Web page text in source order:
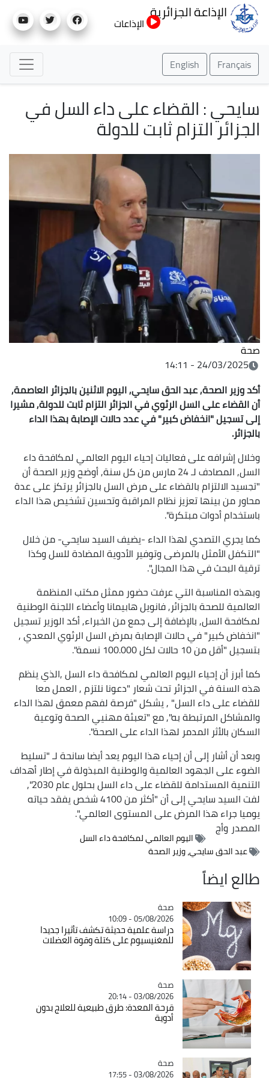
إلى
الإذاعة الجزائرية
الإذاعات
Français
English
سايحي : القضاء على داء السل في
الجزائر التزام ثابت للدولة
صحة
24/03/2025 - 14:11
أكد وزير الصحة, عبد الحق سايحي, اليوم الاثنين بالجزائر العاصمة,
أن القضاء على السل الرئوي في الجزائر التزام ثابت للدولة, مشيرا
إلى تسجيل "انخفاض كبير" في عدد حالات الإصابة بهذا الداء
بالجزائر.
وخلال إشرافه على فعاليات إحياء اليوم العالمي لمكافحة داء
السل, المصادف لـ 24 مارس من كل سنة, أوضح وزير الصحة أن
"تجسيد الالتزام بالقضاء على مرض السل بالجزائر يرتكز على عدة
محاور من بينها تعزيز نظام المراقبة وتحسين تشخيص هذا الداء
باستخدام أدوات مبتكرة".
كما يجري التصدي لهذا الداء -يضيف السيد سايحي- من خلال
"التكفل الأمثل بالمرضى وتوفير الأدوية المضادة للسل وكذا
ترقية البحث في هذا المجال".
وبهذه المناسبة التي عرفت حضور ممثل مكتب المنظمة
العالمية للصحة بالجزائر, فانويل هابيمانا وأعضاء اللجنة الوطنية
لمكافحة السل, بالإضافة إلى جمع من الخبراء, أكد الوزير تسجيل
"انخفاض كبير" في حالات الإصابة بمرض السل الرئوي المعدي ,
بتسجيل "أقل من 10 حالات لكل 100.000 نسمة".
كما أبرز أن إحياء اليوم العالمي لمكافحة داء السل ,الذي ينظم
هذه السنة في الجزائر تحت شعار "دعونا نلتزم , العمل معا
للقضاء على داء السل" , يشكل "فرصة لفهم معمق لهذا الداء
والمشاكل المرتبطة به", مع "تعبئة مهنيي الصحة وتوعية
السكان بالأثر المدمر لهذا الداء على الصحة".
وبعد أن أشار إلى أن إحياء هذا اليوم يعد أيضا سانحة لـ "تسليط
الضوء على الجهود العالمية والوطنية المبذولة في إطار أهداف
التنمية المستدامة للقضاء على داء السل بحلول عام 2030",
لفت السيد سايحي إلى أن "أكثر من 4100 شخص يفقد حياته
يوميا جراء هذا المرض على المستوى العالمي".
المصدروأج
اليوم العالمي لمكافحة داء السل
عبد الحق سايحي، وزير الصحة
طالع ايضاً
Catégorie
صحة
05/08/2026 - 10:09
دراسة علمية حديثة تكشف تأثيرا جديدا
للمغنيسيوم على كتلة وقوة العضلات
Catégorie
صحة
03/08/2026 - 20:14
قرحة المعدة: طرق طبيعية للعلاج بدون
أدوية
Catégorie
صحة
03/08/2026 - 17:55